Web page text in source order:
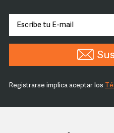
Registrarse implica aceptar los